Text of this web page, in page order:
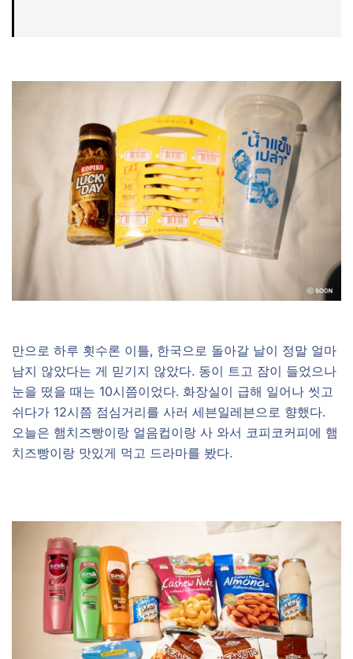
만으로 하루 횟수론 이틀, 한국으로 돌아갈 날이 정말 얼마
남지 않았다는 게 믿기지 않았다. 동이 트고 잠이 들었으나
눈을 떴을 때는 10시쯤이었다. 화장실이 급해 일어나 씻고
쉬다가 12시쯤 점심거리를 사러 세븐일레븐으로 향했다.
오늘은 햄치즈빵이랑 얼음컵이랑 사 와서 코피코커피에 햄
치즈빵이랑 맛있게 먹고 드라마를 봤다.